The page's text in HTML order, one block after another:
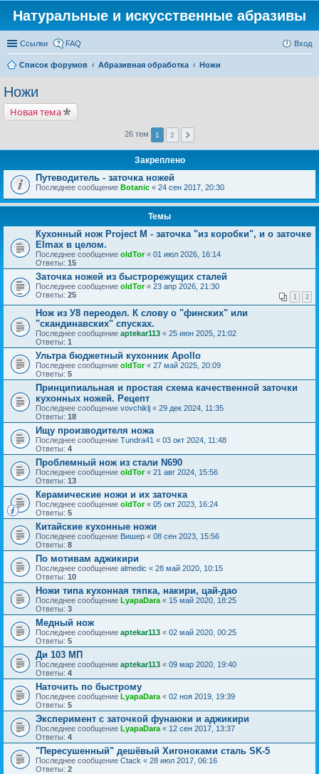
Натуральные и искусственные абразивы
Ссылки FAQ Вход
Список форумов Абразивная обработка Ножи
Ножи
Новая тема
26 тем 1 2
Закреплено
Путеводитель - заточка ножей
Последнее сообщение Botanic « 24 сен 2017, 20:30
Темы
Кухонный нож Project M - заточка "из коробки", и о заточке
Elmax в целом.
Последнее сообщение oldTor« 01 июл 2026, 16:14
Ответы: 15
Заточка ножей из быстрорежущих сталей
Последнее сообщение oldTor« 23 апр 2026, 21:30
Ответы: 25 1 2
Нож из У8 переодел. К слову о "финских" или
"скандинавских" спусках.
Последнее сообщение aptekar113 « 25 июн 2025, 21:02
Ответы: 1
Ультра бюджетный кухонник Apollo
Последнее сообщение oldTor« 27 май 2025, 20:09
Ответы: 5
Принципиальная и простая схема качественной заточки
кухонных ножей. Рецепт
Последнее сообщение vovchiklj « 29 дек 2024, 11:35
Ответы: 18
Ищу производителя ножа
Последнее сообщение Tundra41 « 03 окт 2024, 11:48
Ответы: 4
Проблемный нож из стали N690
Последнее сообщение oldTor« 21 авг 2024, 15:56
Ответы: 13
Керамические ножи и их заточка
Последнее сообщение oldTor« 05 окт 2023, 16:24
Ответы: 5
Китайские кухонные ножи
Последнее сообщение Вишер « 08 сен 2023, 15:56
Ответы: 8
По мотивам аджикири
Последнее сообщение almedic « 28 май 2020, 10:15
Ответы: 10
Ножи типа кухонная тяпка, накири, цай-дао
Последнее сообщение LyapaDara « 15 май 2020, 18:25
Ответы: 3
Медный нож
Последнее сообщение aptekar113 « 02 май 2020, 00:25
Ответы: 5
Ди 103 МП
Последнее сообщение aptekar113 « 09 мар 2020, 19:40
Ответы: 4
Наточить по быстрому
Последнее сообщение LyapaDara « 02 ноя 2019, 19:39
Ответы: 5
Эксперимент с заточкой фунаюки и аджикири
Последнее сообщение LyapaDara « 12 сен 2017, 13:37
Ответы: 4
"Пересушенный" дешёвый Хигоноками сталь SK-5
Последнее сообщение Ctack « 28 июл 2017, 06:16
Ответы: 2